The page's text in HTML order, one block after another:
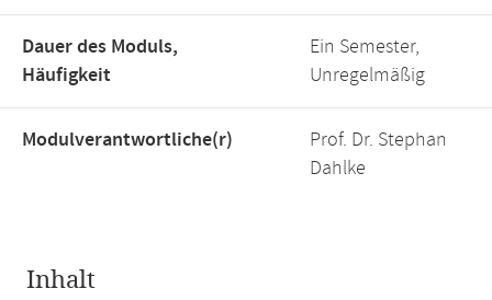
Dauer des Moduls,
Häufigkeit
Ein Semester,
Unregelmäßig
Modulverantwortliche(r)
Prof. Dr. Stephan
Dahlke
Inhalt